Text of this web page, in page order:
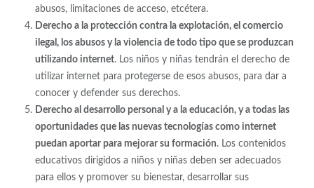
abusos, limitaciones de acceso, etcétera.
Derecho a la protección contra la explotación, el comercio
ilegal, los abusos y la violencia de todo tipo que se produzcan
utilizando internet. Los niños y niñas tendrán el derecho de
utilizar internet para protegerse de esos abusos, para dar a
conocer y defender sus derechos.
Derecho al desarrollo personal y a la educación, y a todas las
oportunidades que las nuevas tecnologías como internet
puedan aportar para mejorar su formación. Los contenidos
educativos dirigidos a niños y niñas deben ser adecuados
para ellos y promover su bienestar, desarrollar sus